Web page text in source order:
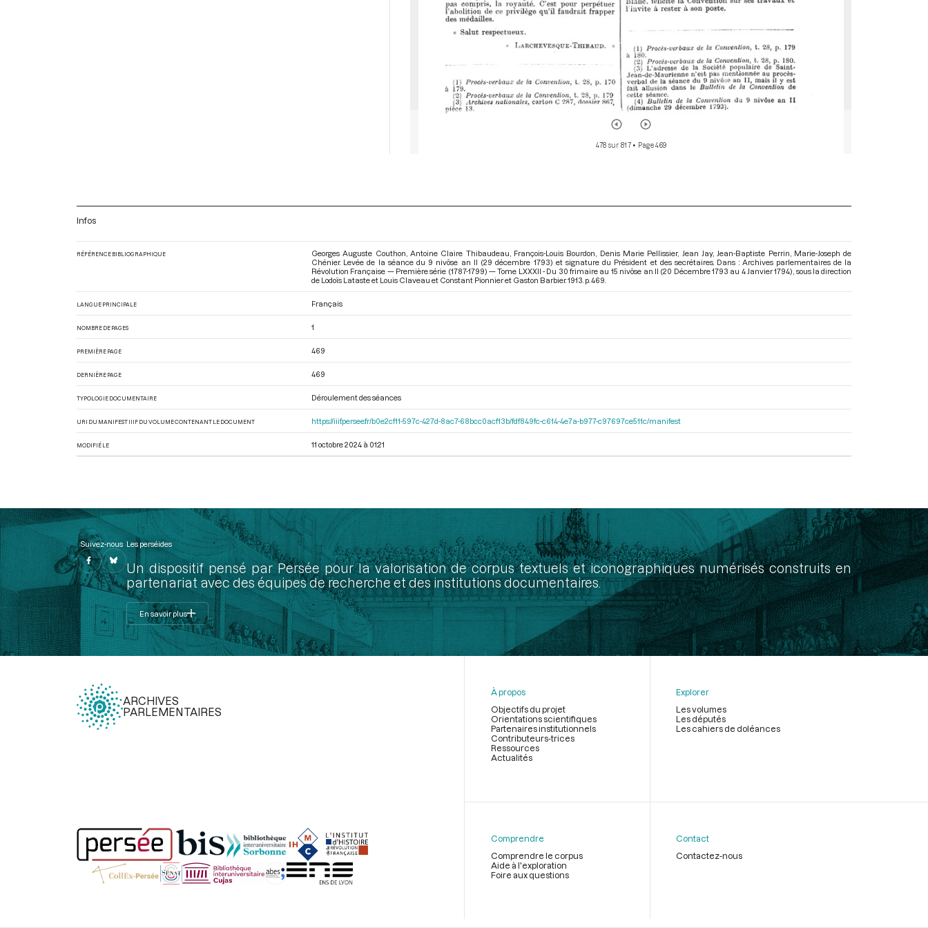
478 sur 817• Page 469
Infos
RÉFÉRENCE BIBLIOGRAPHIQUE
Georges Auguste Couthon, Antoine Claire Thibaudeau, François-Louis Bourdon, Denis Marie Pellissier, Jean Jay, Jean-Baptiste Perrin, Marie-Joseph de
Chénier. Levée de la séance du 9 nivôse an II (29 décembre 1793) et signature du Président et des secrétaires. Dans : Archives parlementaires de la
Révolution Française — Première série (1787-1799) — Tome LXXXII - Du 30 frimaire au 15 nivôse an II (20 Décembre 1793 au 4 Janvier 1794) , sous la direction
de Lodoïs Lataste et Louis Claveau et Constant Pionnier et Gaston Barbier. 1913. p. 469.
LANGUE PRINCIPALE Français
NOMBRE DE PAGES 1
PREMIÈRE PAGE 469
DERNIÈRE PAGE 469
TYPOLOGIE DOCUMENTAIRE Déroulement des séances
URI DU MANIFEST IIIF DU VOLUME CONTENANT LE DOCUMENT https://iiif.persee.fr/b0e2cf11-597c-427d-8ac7-68bcc0acf13b/fdf849fc-c614-4e7a-b977-c97697ce511c/manifest
MODIFIÉ LE 11 octobre 2024 à 01:21
Suivez-nous Les perséides
Un dispositif pensé par Persée pour la valorisation de corpus textuels et iconographiques numérisés construits en
partenariat avec des équipes de recherche et des institutions documentaires.
En savoir plus
ARCHIVES
PARLEMENTAIRES
page
À propos
Objectifs du projet
Orientations scientifiques
Partenaires institutionnels
Contributeurs-trices
Ressources
Actualités
Explorer
Les volumes
Les députés
Les cahiers de doléances
Comprendre
Comprendre le corpus
Aide à l'exploration
Foire aux questions
Contact
Contactez-nous